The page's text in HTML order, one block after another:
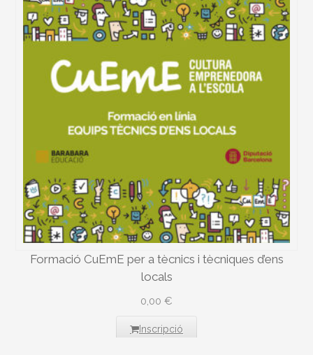
Formació CuEmE per a tècnics i tècniques d’ens
locals
0,00 €
Inscripció